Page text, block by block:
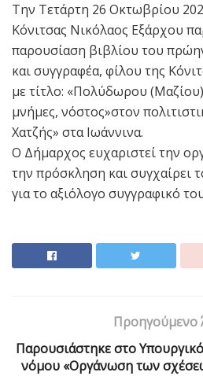
Την Τετάρτη 26 Οκτωβρίου
Κόνιτσας Νικόλαος Εξάρχου
παρουσίαση βιβλίου του
και συγγραφέα, φίλου της
με τίτλο: «Πολύδωρου
μνήμες, νόστος»στον
Χατζής» στα Ιωάννινα.
Ο Δήμαρχος ευχαριστεί την
την πρόσκληση και συγχαίρει
για το αξιόλογο συγγραφικό
Προηγούμενο
Παρουσιάστηκε στο
νόμου «Οργάνωση των